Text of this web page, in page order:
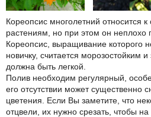
Кореопсис многолетний относится
растениям, но при этом он неплохо
Кореопсис, выращивание которого
новичку, считается морозостойким
должна быть легкой.
Полив необходим регулярный,
его отсутствии может существенно
цветения. Если Вы заметите, что
отцвели, их нужно срезать, чтобы